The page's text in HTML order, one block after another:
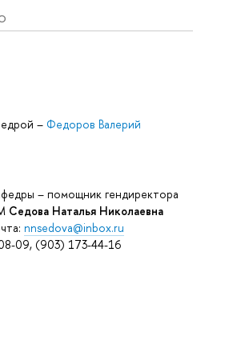
– Федоров Валерий
– помощник гендиректора
Седова Наталья Николаевна
nnsedova@inbox.ru
09, (903) 173-44-16